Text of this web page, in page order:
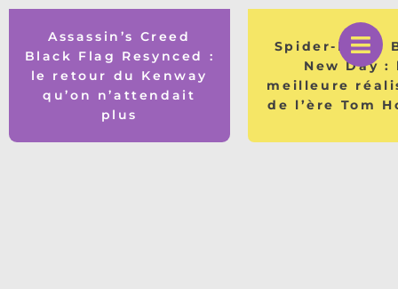
Assassin’s Creed
Black Flag Resynced :
le retour du Kenway
qu’on n’attendait
plus
Spider-Man :
New Day :
meilleure
de l’ère Tom